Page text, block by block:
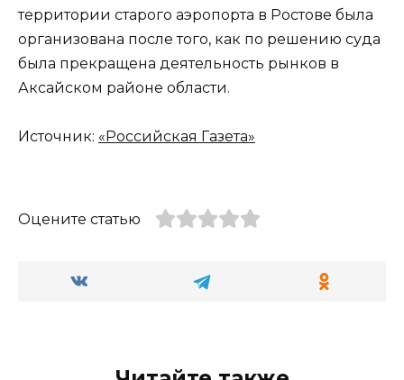
территории старого аэропорта в Ростове была
организована после того, как по решению суда
была прекращена деятельность рынков в
Аксайском районе области.
Источник: «Российская Газета»
Оцените статью